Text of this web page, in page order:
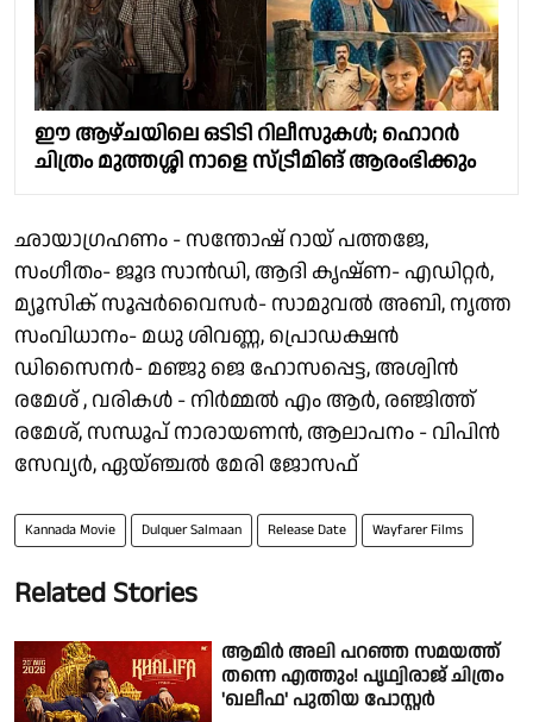
ഈ ആഴ്ചയിലെ ഒടിടി റിലീസുകൾ; ഹൊറർ
ചിത്രം മുത്തശ്ശി നാളെ സ്ട്രീമിങ് ആരംഭിക്കും
ഛായാഗ്രഹണം - സന്തോഷ് റായ് പത്തജേ,
സംഗീതം- ജൂദ സാൻഡി, ആദി കൃഷ്ണ- എഡിറ്റർ,
മ്യൂസിക് സൂപ്പർവൈസർ- സാമുവൽ അബി, നൃത്ത
സംവിധാനം- മധു ശിവണ്ണ, പ്രൊഡക്ഷൻ
ഡിസൈനർ- മഞ്ജു ജെ ഹോസപ്പെട്ട, അശ്വിൻ
രമേശ് , വരികൾ - നിർമ്മൽ എം ആർ, രഞ്ജിത്ത്
രമേശ്, സന്ധൂപ് നാരായണൻ, ആലാപനം - വിപിൻ
സേവ്യർ, ഏയ്ഞ്ചൽ മേരി ജോസഫ്
Kannada Movie Dulquer Salmaan Release Date Wayfarer Films
Related Stories
ആമിർ അലി പറഞ്ഞ സമയത്ത്
തന്നെ എത്തും! പൃഥ്വിരാജ് ചിത്രം
'ഖലീഫ' പുതിയ പോസ്റ്റർ